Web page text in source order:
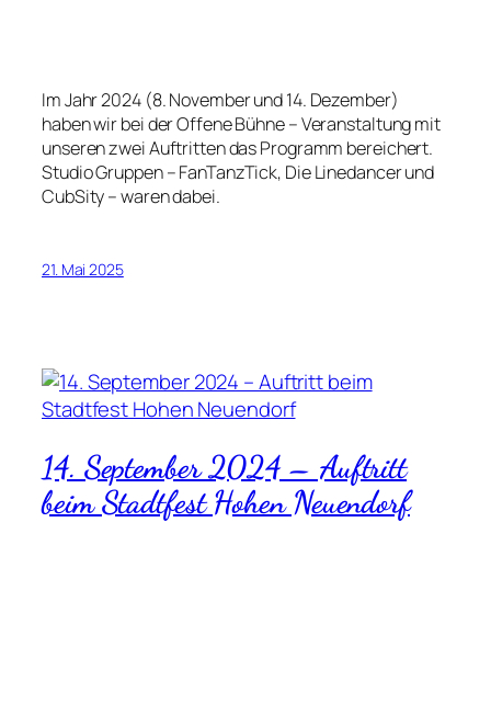
Im Jahr 2024 (8. November und 14. Dezember)
haben wir bei der Offene Bühne – Veranstaltung mit
unseren zwei Auftritten das Programm bereichert.
Studio Gruppen – FanTanzTick, Die Linedancer und
CubSity – waren dabei.
21. Mai 2025
14. September 2024 – Auftritt
beim Stadtfest Hohen Neuendorf